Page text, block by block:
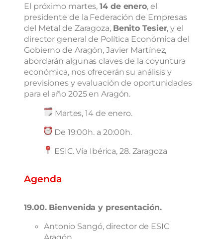
El próximo martes,14 de enero, el
presidente de la Federación de Empresas
del Metal de Zaragoza, Benito Tesier, y el
director general de Política Económica del
Gobierno de Aragón, Javier Martínez,
abordarán algunas claves de la coyuntura
económica, nos ofrecerán su análisis y
previsiones y evaluación de oportunidades
para el año 2025 en Aragón.
Martes, 14 de enero.
De 19:00h. a 20:00h.
ESIC. Vía Ibérica, 28. Zaragoza
Agenda
19.00. Bienvenida y presentación.
Antonio Sangó, director de ESIC
Aragón